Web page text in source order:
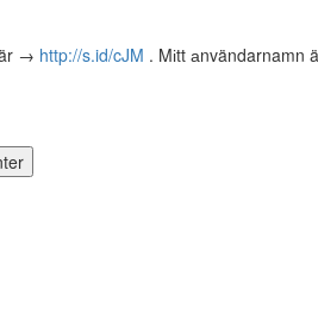
→ http://s.id/cJM . Mіtt аnvändarnamn